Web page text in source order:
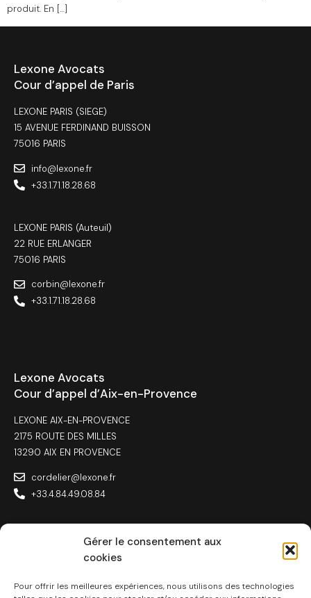
Gérer le consentement aux
cookies
Pour offrir les meilleures expériences, nous utilisons des technologies
produit. En […]
Lexone Avocats
Cour d’appel de Paris
LEXONE PARIS (SIEGE)
15 AVENUE FERDINAND BUISSON
75016 PARIS
info@lexone.fr
+33.1.71.18.28.68
LEXONE PARIS (Auteuil)
22 RUE ERLANGER
75016 PARIS
corbin@lexone.fr
+33.1.71.18.28.68
Lexone Avocats
Cour d’appel d’Aix-en-Provence
LEXONE AIX-EN-PROVENCE
2175 ROUTE DES MILLES
13290 AIX EN PROVENCE
cordelier@lexone.fr
+33.4.84.49.08.84
Toulouse